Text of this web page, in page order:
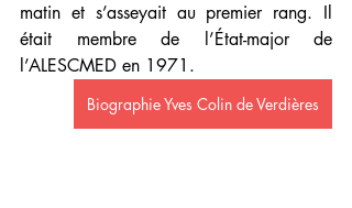
matin et s’asseyait au premier rang. Il
était membre de l’État-major de
l’ALESCMED en 1971.
Biographie Yves Colin de Verdières